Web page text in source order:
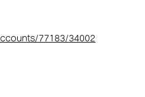
77183/34002